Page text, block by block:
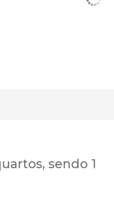
sendo 1